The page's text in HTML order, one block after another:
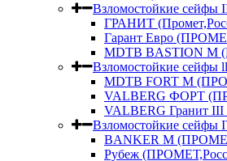
Взломостойкие сейфы
ГРАНИТ
Гарант Евро
MDTB BASTION M
Взломостойкие сейфы
MDTB FORT M
VALBERG ФОРТ
VALBERG Гранит
Взломостойкие сейфы
BANKER M
Рубеж